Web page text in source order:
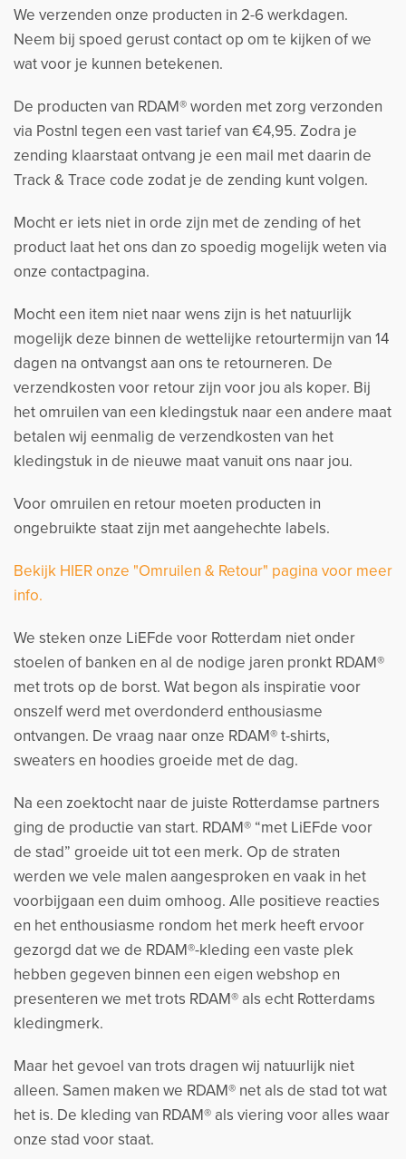
We verzenden onze producten in 2-6 werkdagen.
Neem bij spoed gerust contact op om te kijken of we
wat voor je kunnen betekenen.
De producten van RDAM® worden met zorg verzonden
via Postnl tegen een vast tarief van €4,95. Zodra je
zending klaarstaat ontvang je een mail met daarin de
Track & Trace code zodat je de zending kunt volgen.
Mocht er iets niet in orde zijn met de zending of het
product laat het ons dan zo spoedig mogelijk weten via
onze contactpagina.
Mocht een item niet naar wens zijn is het natuurlijk
mogelijk deze binnen de wettelijke retourtermijn van 14
dagen na ontvangst aan ons te retourneren. De
verzendkosten voor retour zijn voor jou als koper. Bij
het omruilen van een kledingstuk naar een andere maat
betalen wij eenmalig de verzendkosten van het
kledingstuk in de nieuwe maat vanuit ons naar jou.
Voor omruilen en retour moeten producten in
ongebruikte staat zijn met aangehechte labels.
Bekijk HIER onze "Omruilen & Retour" pagina voor meer
info.
We steken onze LiEFde voor Rotterdam niet onder
stoelen of banken en al de nodige jaren pronkt RDAM®
met trots op de borst. Wat begon als inspiratie voor
onszelf werd met overdonderd enthousiasme
ontvangen. De vraag naar onze RDAM® t-shirts,
sweaters en hoodies groeide met de dag.
Na een zoektocht naar de juiste Rotterdamse partners
ging de productie van start. RDAM® “met LiEFde voor
de stad” groeide uit tot een merk. Op de straten
werden we vele malen aangesproken en vaak in het
voorbijgaan een duim omhoog. Alle positieve reacties
en het enthousiasme rondom het merk heeft ervoor
gezorgd dat we de RDAM®-kleding een vaste plek
hebben gegeven binnen een eigen webshop en
presenteren we met trots RDAM® als echt Rotterdams
kledingmerk.
Maar het gevoel van trots dragen wij natuurlijk niet
alleen. Samen maken we RDAM® net als de stad tot wat
het is. De kleding van RDAM® als viering voor alles waar
onze stad voor staat.